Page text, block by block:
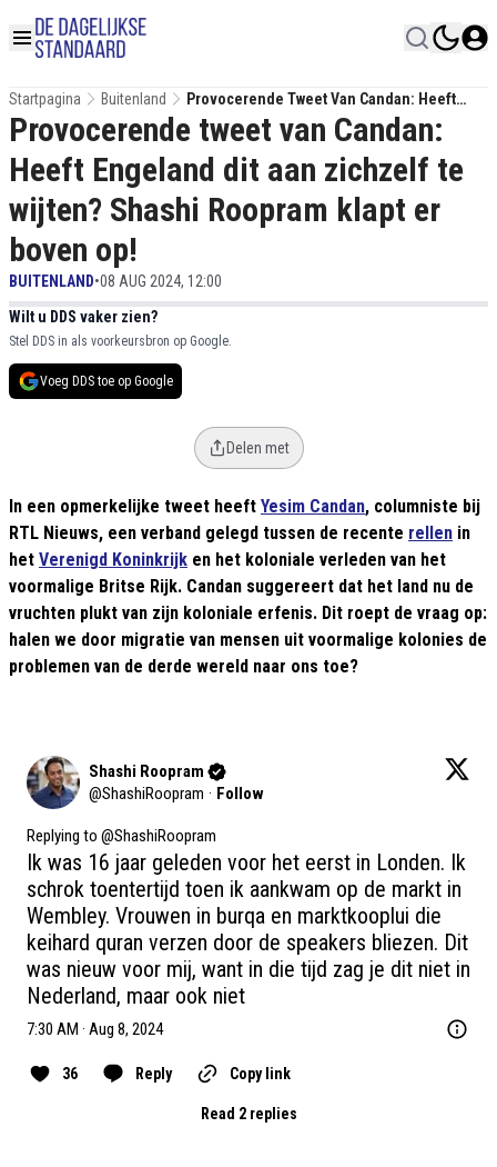
Startpagina Buitenland
Provocerende Tweet Van Candan: Heeft
Engeland Dit Aan Zichzelf Te Wijten? Shashi
Roopram Klapt Er Boven Op!
Provocerende tweet van Candan:
Heeft Engeland dit aan zichzelf te
wijten? Shashi Roopram klapt er
boven op!
BUITENLAND•08 AUG 2024, 12:00
Wilt u DDS vaker zien?
Stel DDS in als voorkeursbron op Google.
Voeg DDS toe op Google
Delen met
In een opmerkelijke tweet heeft Yesim Candan, columniste bij
RTL Nieuws, een verband gelegd tussen de recente rellen in
het Verenigd Koninkrijk en het koloniale verleden van het
voormalige Britse Rijk. Candan suggereert dat het land nu de
vruchten plukt van zijn koloniale erfenis. Dit roept de vraag op:
halen we door migratie van mensen uit voormalige kolonies de
problemen van de derde wereld naar ons toe?
Shashi Roopram
@ShashiRoopram · Follow
Replying to @ShashiRoopram
Ik was 16 jaar geleden voor het eerst in Londen. Ik
schrok toentertijd toen ik aankwam op de markt in
Wembley. Vrouwen in burqa en marktkooplui die
keihard quran verzen door de speakers bliezen. Dit
was nieuw voor mij, want in die tijd zag je dit niet in
Nederland, maar ook niet
7:30 AM · Aug 8, 2024
36 Reply Copy link
Read 2 replies